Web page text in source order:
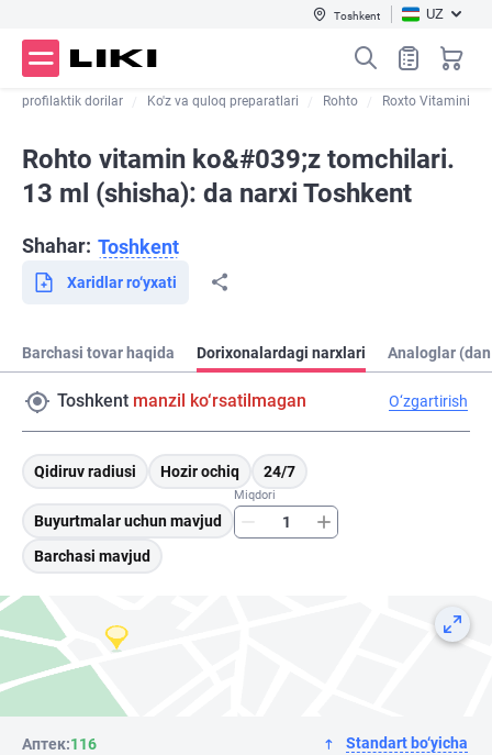
Toshkent UZ
va profilaktik dorilar Ko'z va quloq preparatlari Rohto Roxto Vitamini
Rohto vitamin ko&#039;z tomchilari.
13 ml (shisha): da narxi Toshkent
Shahar: Toshkent
Xaridlar ro‘yxati
Barchasi tovar haqida Dorixonalardagi narxlari Analoglar
Toshkent manzil ko‘rsatilmagan O‘zgartirish
Qidiruv radiusi Hozir ochiq 24/7
Buyurtmalar uchun mavjud
Miqdori
Barchasi mavjud
Аптек:116 Standart bo‘yicha